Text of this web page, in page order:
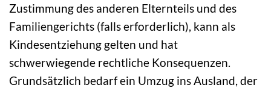
Zustimmung des anderen Elternteils und des
Familiengerichts (falls erforderlich), kann als
Kindesentziehung gelten und hat
schwerwiegende rechtliche Konsequenzen.
Grundsätzlich bedarf ein Umzug ins Ausland, der